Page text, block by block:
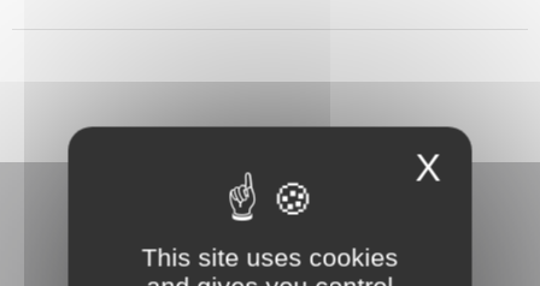
X
This site uses cookies